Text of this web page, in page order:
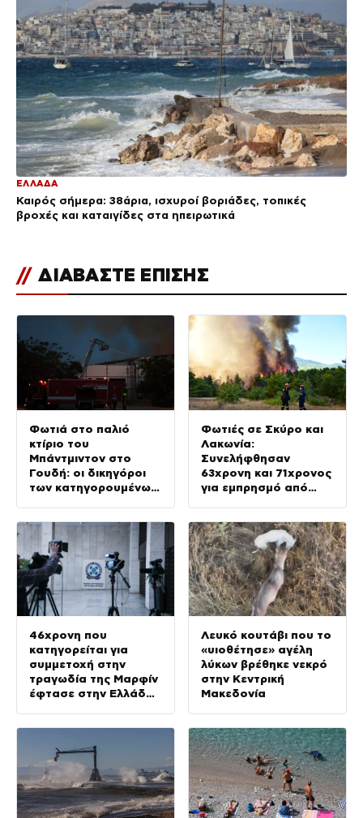
ΕΛΛΑΔΑ
Καιρός σήμερα: 38άρια, ισχυροί βοριάδες, τοπικές
βροχές και καταιγίδες στα ηπειρωτικά
// ΔΙΑΒΑΣΤΕ ΕΠΙΣΗΣ
Φωτιά στο παλιό
κτίριο του
Μπάντμιντον στο
Γουδή: οι δικηγόροι
των κατηγορουμένων
ελλείψεων και
σοβαρών κενών»
Φωτιές σε Σκύρο και
Λακωνία:
Συνελήφθησαν
63χρονη και 71χρονος
για εμπρησμό από
46χρονη που
κατηγορείται για
συμμετοχή στην
τραγωδία της Μαρφίν
έφτασε στην Ελλάδα
Λευκό κουτάβι που το
«υιοθέτησε» αγέλη
λύκων βρέθηκε νεκρό
στην Κεντρική
Μακεδονία